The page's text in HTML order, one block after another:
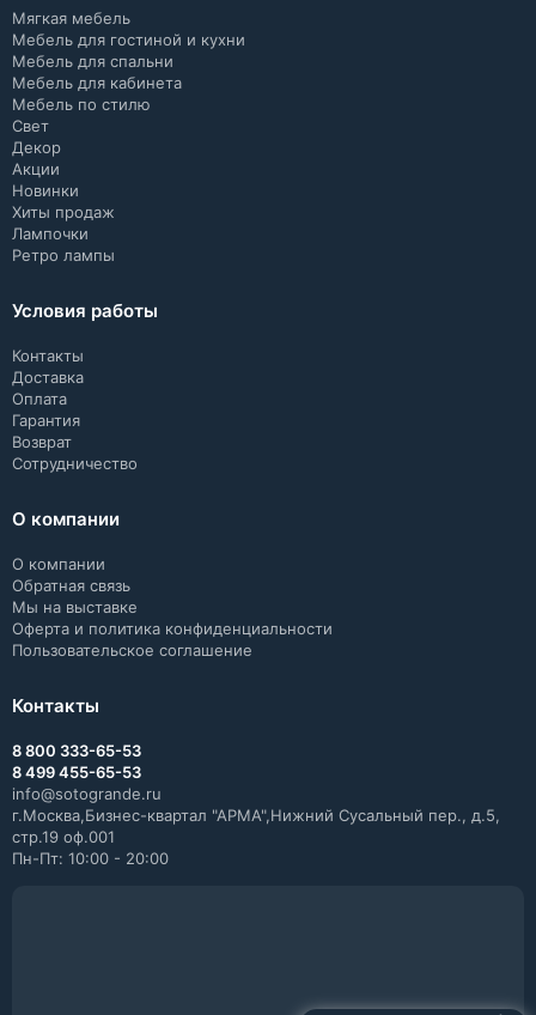
Мягкая мебель
Мебель для гостиной и кухни
Мебель для спальни
Мебель для кабинета
Мебель по стилю
Свет
Декор
Акции
Новинки
Хиты продаж
Лампочки
Ретро лампы
Условия работы
Контакты
Доставка
Оплата
Гарантия
Возврат
Сотрудничество
О компании
О компании
Обратная связь
Мы на выставке
Оферта и политика конфиденциальности
Пользовательское соглашение
Контакты
8 800 333-65-53
8 499 455-65-53
info@sotogrande.ru
г.Москва,Бизнес-квартал "АРМА",Нижний Сусальный пер., д.5,
стр.19 оф.001
Пн-Пт: 10:00 - 20:00